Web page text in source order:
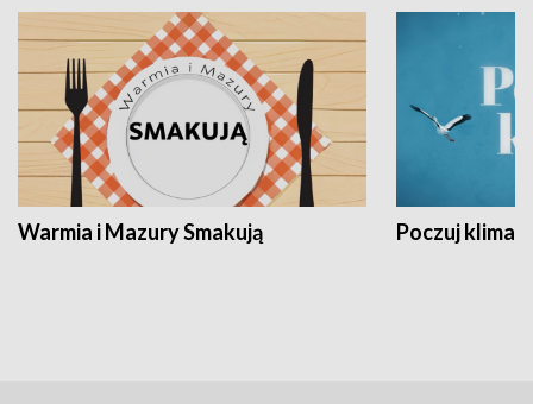
Warmia i Mazury Smakują Poczuj klimat